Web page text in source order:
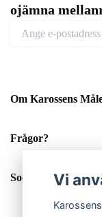
ojämna
Om Karossens
Frågor?
Sociala medier
Vi